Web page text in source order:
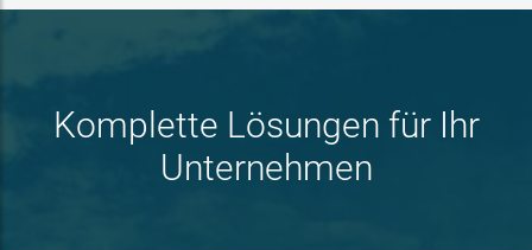
Komplette Lösungen für Ihr
Unternehmen